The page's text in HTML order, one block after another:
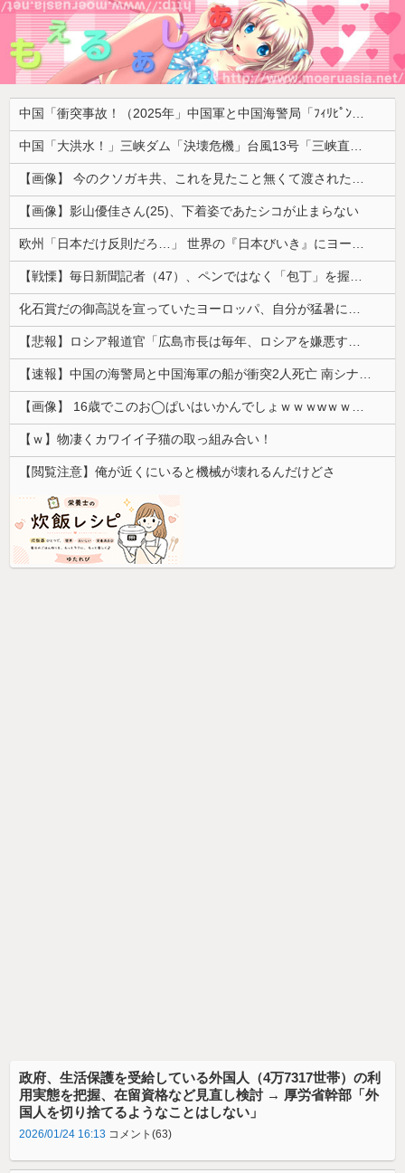
中国「衝突事故！（2025年」中国軍と中国海警局「ﾌｨﾘﾋﾟﾝ船の追跡中に衝突！（8/11」中国「2人死亡」中国政府「1年間隠蔽」日本「隠蔽された事実報道！（2026年」→
中国「大洪水！」三峡ダム「決壊危機」台風13号「三峡直撃確定」日本「最も強い勢力で接近！（伊勢湾台風級」台風13号と15号「中国本土でぶつかり合う（前代未聞」→
【画像】 今のクソガキ共、これを見たこと無くて渡されたらパニクるらしいｗｗｗｗｗｗｗｗｗｗｗｗｗ
【画像】影山優佳さん(25)、下着姿であたシコが止まらない
欧州「日本だけ反則だろ…」 世界の『日本びいき』にヨーロッパ全土から不満の声
【戦慄】毎日新聞記者（47）、ペンではなく「包丁」を握ってしまった結果・・・・・
化石賞だの御高説を宣っていたヨーロッパ、自分が猛暑に襲われると為すすべべもなくダメージを受けてしまい……
【悲報】ロシア報道官「広島市長は毎年、ロシアを嫌悪する『偽りの呪文』を繰り返し、日本人をゾンビ化させている」と主張
【速報】中国の海警局と中国海軍の船が衝突2人死亡 南シナ海でフィリピン船を追跡中
【画像】 16歳でこのお◯ぱいはいかんでしょｗｗｗwｗｗｗｗｗｗｗｗ❤
【ｗ】物凄くカワイイ子猫の取っ組み合い！
【閲覧注意】俺が近くにいると機械が壊れるんだけどさ
政府、生活保護を受給している外国人（4万7317世帯）の利
用実態を把握、在留資格など見直し検討 → 厚労省幹部「外
国人を切り捨てるようなことはしない」
2026/01/24 16:13 コメント(63)